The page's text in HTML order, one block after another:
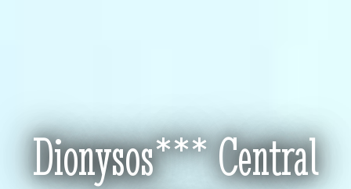
Dionysos*** Central